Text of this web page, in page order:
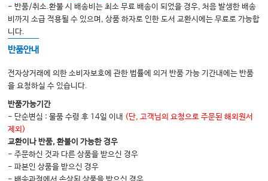
14 오피오이드 감소 이니셔티브의 실질적인 구현
15 응급실 초음파의 개발 및 구현
16 시골의 응급실
Chapter 4 대화록25 치료의 합병증
Chapter 5. 운영 – 정보학
1 임상 정보학 소개
2 전자 건강 기록
3 데이터 수집 및 분석
- 반품/취소.환불 시 배송비는 최소 무료 배송이 되었을 경우, 처음 발생한 배송
비까지 소급 적용될 수 있으며, 상품 하자로 인한 도서 교환시에는 무료로 가능합
니다.
반품안내
전자상거래에 의한 소비자보호에 관한 법률에 의거 반품 가능 기간내에는 반품
을 요청하실 수 있습니다.
반품가능기간
- 단순변심 : 물품 수령 후 14일 이내 (단, 고객님의 요청으로 주문된 해외원서
제외)
교환이나 반품, 환불이 가능한 경우
- 주문하신 것과 다른 상품을 받으신 경우
- 파본인 상품을 받으신 경우